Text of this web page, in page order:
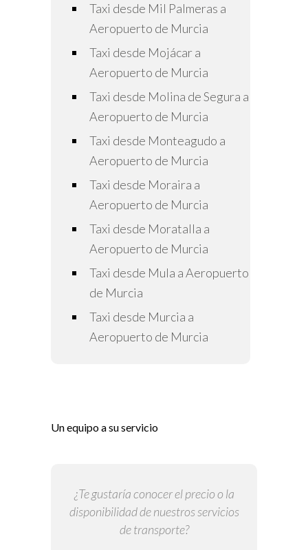
Taxi desde Mil Palmeras a
Aeropuerto de Murcia
Taxi desde Mojácar a
Aeropuerto de Murcia
Taxi desde Molina de Segura a
Aeropuerto de Murcia
Taxi desde Monteagudo a
Aeropuerto de Murcia
Taxi desde Moraira a
Aeropuerto de Murcia
Taxi desde Moratalla a
Aeropuerto de Murcia
Taxi desde Mula a Aeropuerto
de Murcia
Taxi desde Murcia a
Aeropuerto de Murcia
Un equipo a su servicio
¿Te gustaría conocer el precio o la
disponibilidad de nuestros servicios
de transporte?